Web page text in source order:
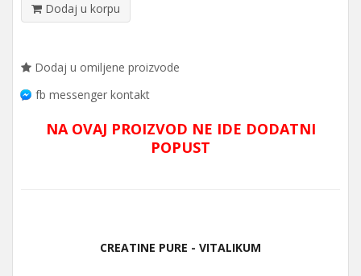
Dodaj u korpu
Dodaj u omiljene proizvode
fb messenger kontakt
NA OVAJ PROIZVOD NE IDE DODATNI
POPUST
CREATINE PURE - VITALIKUM